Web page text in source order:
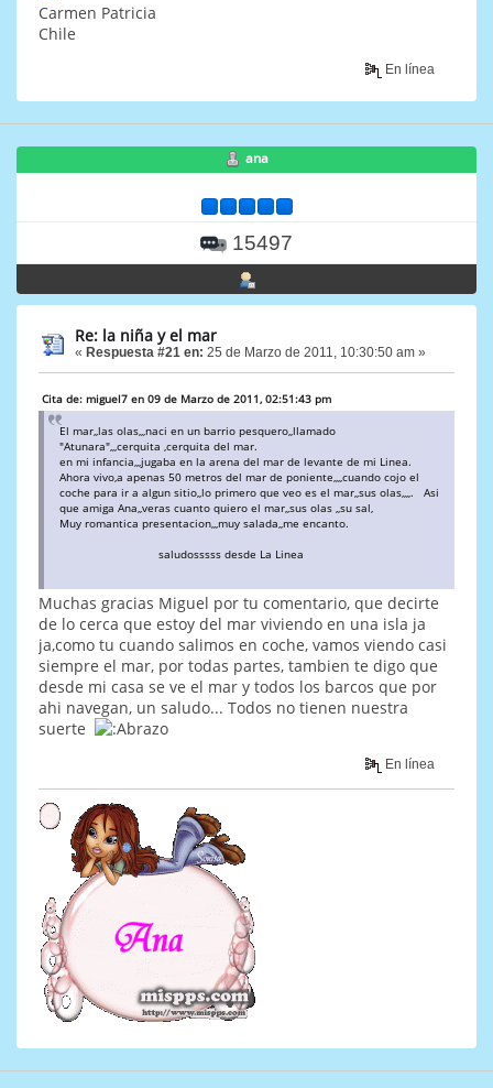
Carmen Patricia
Chile
En línea
ana
15497
Re: la niña y el mar
« Respuesta #21 en: 25 de Marzo de 2011, 10:30:50 am »
Cita de: miguel7 en 09 de Marzo de 2011, 02:51:43 pm
El mar,,las olas,,,naci en un barrio pesquero,,llamado
"Atunara",,,cerquita ,cerquita del mar.
en mi infancia,,,jugaba en la arena del mar de levante de mi Linea.
Ahora vivo,a apenas 50 metros del mar de poniente,,,,cuando cojo el
coche para ir a algun sitio,,lo primero que veo es el mar,,sus olas,,,,. Asi
que amiga Ana,,veras cuanto quiero el mar,,sus olas ,,su sal,
Muy romantica presentacion,,,muy salada,,me encanto.
saludosssss desde La Linea
Muchas gracias Miguel por tu comentario, que decirte
de lo cerca que estoy del mar viviendo en una isla ja
ja,como tu cuando salimos en coche, vamos viendo casi
siempre el mar, por todas partes, tambien te digo que
desde mi casa se ve el mar y todos los barcos que por
ahi navegan, un saludo... Todos no tienen nuestra
suerte
En línea